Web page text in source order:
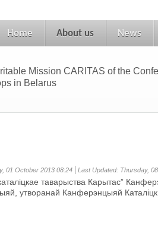
Home About us News
Mission CARITAS of the
in Belarus
01 October 2013 08:24 Last Updated: Thursday,
таварыства Карытас”
утворанай Канферэнцыяй